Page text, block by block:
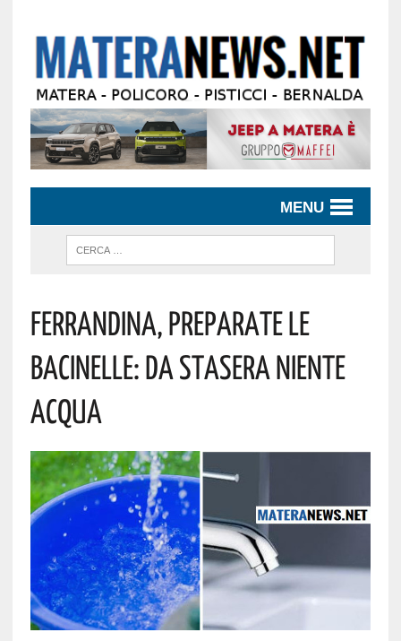
MENU
Ferrandina, Preparate Le
Bacinelle: Da Stasera Niente
Acqua